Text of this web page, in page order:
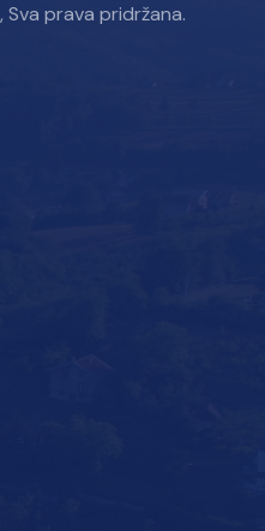
prava pridržana.